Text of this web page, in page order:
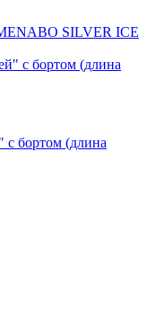
SILVER ICE
с бортом (длина